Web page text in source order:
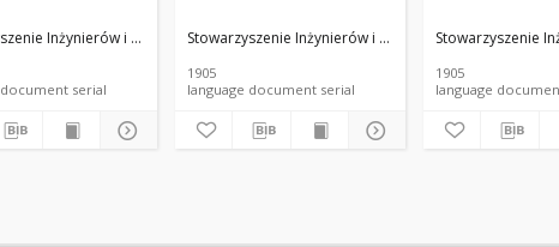
Rolnego i Spożywczego.
Inżynierów i Techników Przemysłu Rolnego i Spożywczego.
language document serial
Stowarzyszenie Inżynierów i Techników Przemysłu
1905
language document serial
Stowarzyszenie
1905